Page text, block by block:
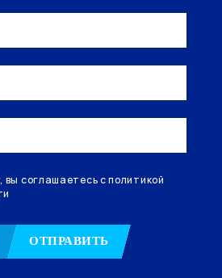
соглашаетесь с политикой
ОТПРАВИТЬ